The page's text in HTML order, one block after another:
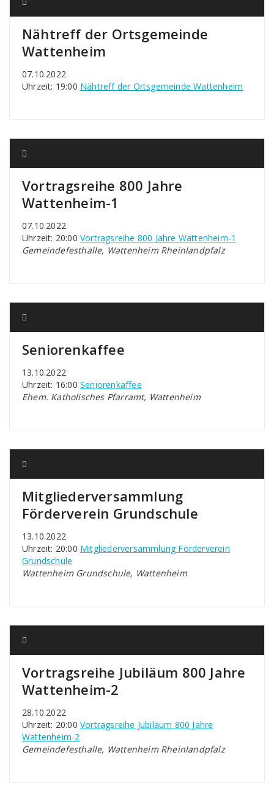
Nähtreff der Ortsgemeinde
Wattenheim
07.10.2022
Uhrzeit: 19:00 Nähtreff der Ortsgemeinde Wattenheim
Vortragsreihe 800 Jahre
Wattenheim-1
07.10.2022
Uhrzeit: 20:00 Vortragsreihe 800 Jahre Wattenheim-1
Gemeindefesthalle, Wattenheim Rheinlandpfalz
Seniorenkaffee
13.10.2022
Uhrzeit: 16:00 Seniorenkaffee
Ehem. Katholisches Pfarramt, Wattenheim
Mitgliederversammlung
Förderverein Grundschule
13.10.2022
Uhrzeit: 20:00 Mitgliederversammlung Förderverein
Grundschule
Wattenheim Grundschule, Wattenheim
Vortragsreihe Jubiläum 800 Jahre
Wattenheim-2
28.10.2022
Uhrzeit: 20:00 Vortragsreihe Jubiläum 800 Jahre
Wattenheim-2
Gemeindefesthalle, Wattenheim Rheinlandpfalz